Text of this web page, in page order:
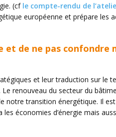
(cf le compte-rendu de
européenne et prépare les
de ne pas confondre
et leur traduction sur le
renouveau du secteur du
notre transition énergétique. Il
économies d’énergie mais